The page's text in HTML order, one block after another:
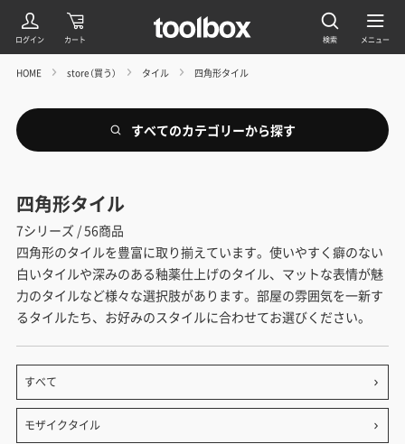
HOME store（買う） タイル 四角形タイル
すべてのカテゴリーから探す
四角形タイル
7シリーズ / 56商品
四角形のタイルを豊富に取り揃えています。使いやすく癖のない
白いタイルや深みのある釉薬仕上げのタイル、マットな表情が魅
力のタイルなど様々な選択肢があります。部屋の雰囲気を一新す
るタイルたち、お好みのスタイルに合わせてお選びください。
すべて
モザイクタイル